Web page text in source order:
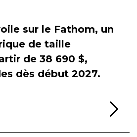
sur le Fathom, un
de taille
de 38 690 $,
dès début 2027.